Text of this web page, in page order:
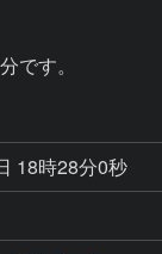
です。
18時28分0秒